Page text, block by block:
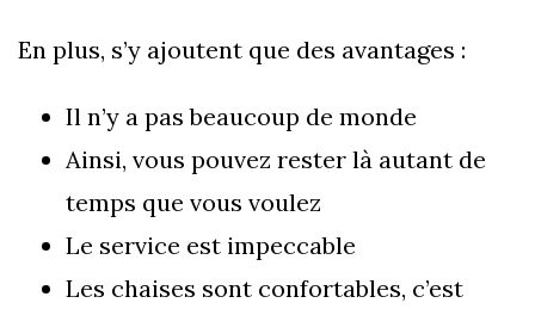
En plus, s’y ajoutent que des avantages :
Il n’y a pas beaucoup de monde
Ainsi, vous pouvez rester là autant de
temps que vous voulez
Le service est impeccable
Les chaises sont confortables, c’est